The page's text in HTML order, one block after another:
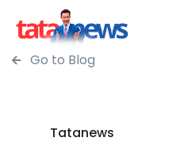
Go to Blog
Tatanews